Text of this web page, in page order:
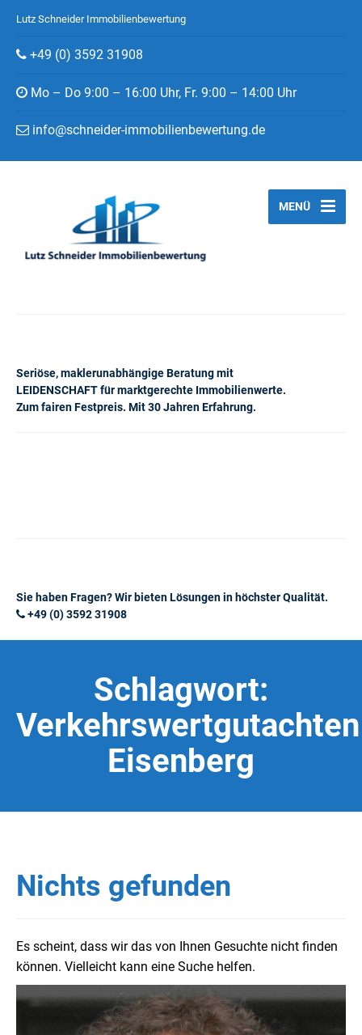
Lutz Schneider Immobilienbewertung
+49 (0) 3592 31908
Mo – Do 9:00 – 16:00 Uhr, Fr. 9:00 – 14:00 Uhr
info@schneider-immobilienbewertung.de
Seriöse, maklerunabhängige Beratung mit
LEIDENSCHAFT für marktgerechte Immobilienwerte.
Zum fairen Festpreis. Mit 30 Jahren Erfahrung.
MENÜ
Sie haben Fragen? Wir bieten Lösungen in höchster Qualität.
+49 (0) 3592 31908
Schlagwort:
Verkehrswertgutachten
Eisenberg
Nichts gefunden
Es scheint, dass wir das von Ihnen Gesuchte nicht finden
können. Vielleicht kann eine Suche helfen.